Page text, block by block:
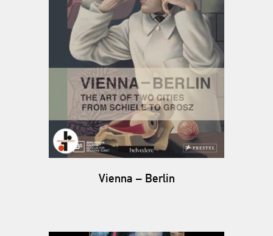
Vienna – Berlin